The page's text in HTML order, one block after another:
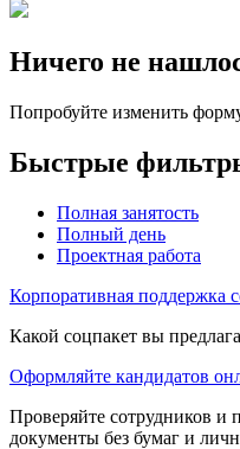
Ничего не
Попробуйте изменить
Быстрые
Полная занятость
Полный день
Проектная работа
Корпоративная поддержка
Какой соцпакет вы
Оформляйте кандидатов
Проверяйте сотрудников и
документы без бумаг и